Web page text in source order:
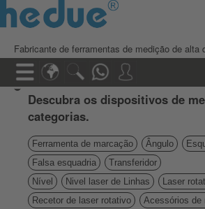
Fabricante de ferramentas de medição de alta
Descubra os dispositivos de
categorias.
Ferramenta de marcação Ângulo
Falsa esquadria
Transferidor
Nível
Nivel laser de Linhas
Laser
Recetor de laser rotativo
Acessórios de